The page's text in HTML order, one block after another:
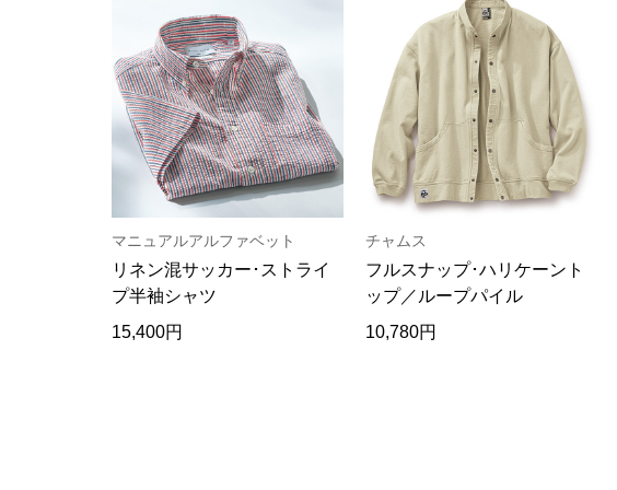
マニュアルアルファベット
リネン混サッカー･ストライ
プ半袖シャツ
15,400円
チャムス
フルスナップ･ハリケーント
ップ／ループパイル
10,780円